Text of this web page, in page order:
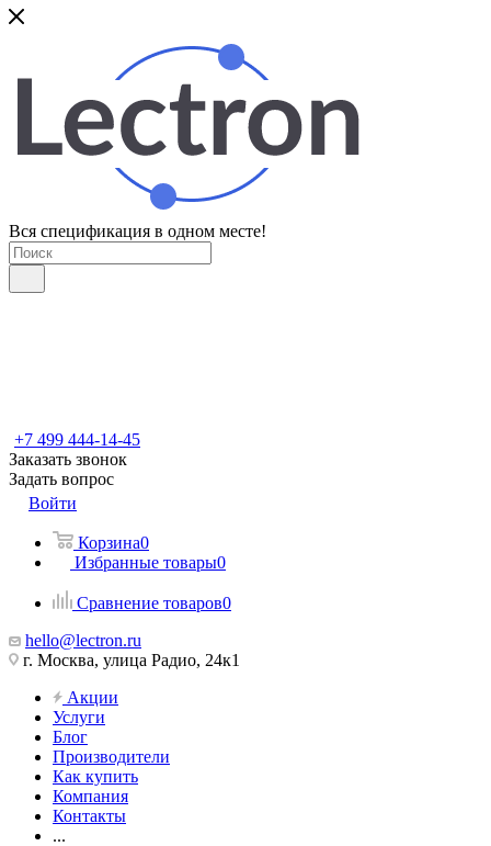
Вся спецификация в одном месте!
+7 499 444-14-45
Заказать звонок
Задать вопрос
Войти
Корзина0
Избранные товары0
Сравнение товаров0
hello@lectron.ru
г. Москва, улица Радио, 24к1
Акции
Услуги
Блог
Производители
Как купить
Компания
Контакты
...